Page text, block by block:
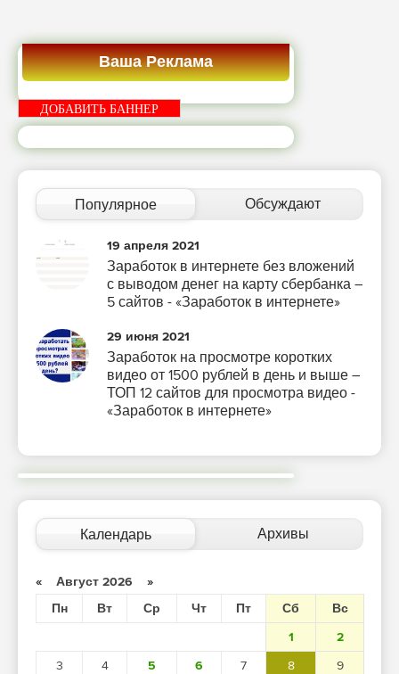
Ваша Реклама
ДОБАВИТЬ БАННЕР
Популярное Обсуждают
19 апреля 2021
Заработок в интернете без вложений
с выводом денег на карту сбербанка –
5 сайтов - «Заработок в интернете»
29 июня 2021
Заработок на просмотре коротких
видео от 1500 рублей в день и выше –
ТОП 12 сайтов для просмотра видео -
«Заработок в интернете»
Календарь Архивы
« Август 2026 »
Пн
Вт Ср Чт Пт Сб
Вс
1
2
3
4 5 6 7 8
9